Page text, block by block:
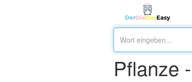
Pflanze -